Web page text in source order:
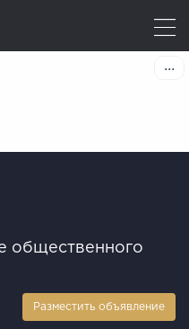
общественного
Разместить объявление